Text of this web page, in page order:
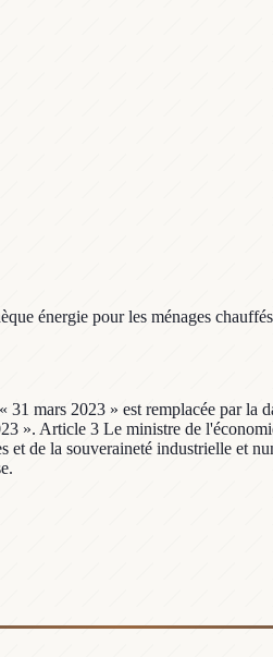
énergie pour les ménages
mars 2023 » est remplacée par
». Article 3 Le ministre de
de la souveraineté industrielle et